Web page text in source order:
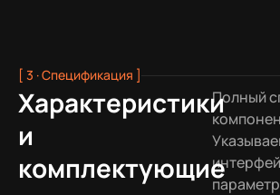
[ 3 · Спецификация ]
Характеристики
и
комплектующие
Полный